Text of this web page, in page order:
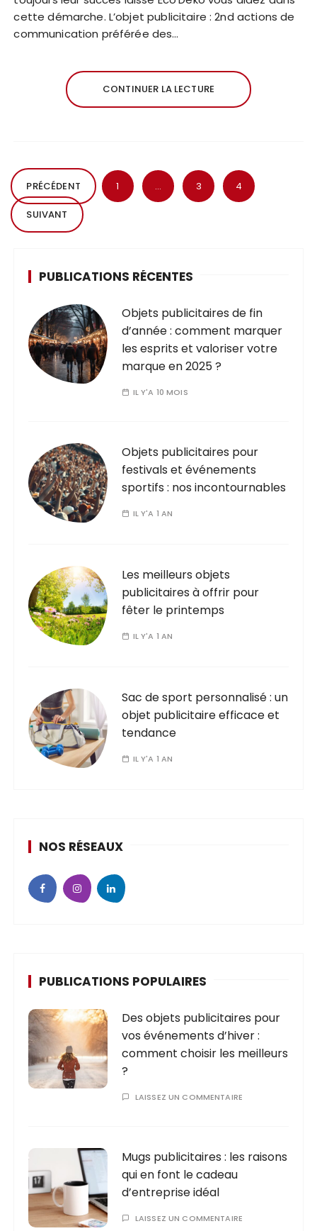
cette démarche. L’objet publicitaire : 2nd actions de
communication préférée des…
CONTINUER LA LECTURE
PRÉCÉDENT 1 … 3 4
SUIVANT
PUBLICATIONS RÉCENTES
Objets publicitaires de fin
d’année : comment marquer
les esprits et valoriser votre
marque en 2025 ?
IL Y'A 10 MOIS
Objets publicitaires pour
festivals et événements
sportifs : nos incontournables
IL Y'A 1 AN
Les meilleurs objets
publicitaires à offrir pour
fêter le printemps
IL Y'A 1 AN
Sac de sport personnalisé : un
objet publicitaire efficace et
tendance
IL Y'A 1 AN
NOS RÉSEAUX
PUBLICATIONS POPULAIRES
Des objets publicitaires pour
vos événements d’hiver :
comment choisir les meilleurs
?
LAISSEZ UN COMMENTAIRE
Mugs publicitaires : les raisons
qui en font le cadeau
d’entreprise idéal
LAISSEZ UN COMMENTAIRE